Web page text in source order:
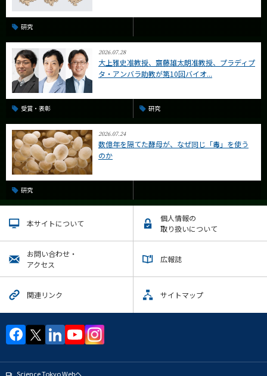
研究
2026.07.28
大上雅史准教授、齋藤雄太朗准教授、プラディプ
タ・アンバラ助教が第10回バイオ...
受賞・表彰 研究
2026.07.24
数億年を隔てた酵母が、なぜ同じ「毒」を使う
のか
研究
本サイトについて
個人情報の
取り扱いについて
お問い合わせ・
アクセス
広報誌
関連リンク サイトマップ
Science Tokyo Webヘ